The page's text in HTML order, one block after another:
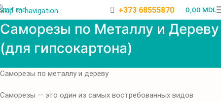
Skip to navigation
Skip to main content
+373 68555870 0,00 MDL
Саморезы по Металлу и Дереву
(для гипсокартона)
Саморезы по металлу и дереву
Саморезы — это один из самых востребованных видов